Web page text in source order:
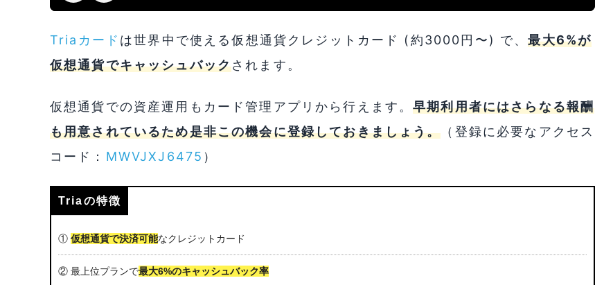
Triaカード は世界中で使える仮想通貨クレジットカード (約3000円〜) で、最大6%が
仮想通貨でキャッシュバックされます。
仮想通貨での資産運用もカード管理アプリから行えます。早期利用者にはさらなる報酬
も用意されているため是非この機会に登録しておきましょう。 （登録に必要なアクセス
コード： MWVJXJ6475 ）
Triaの特徴
① 仮想通貨で決済可能なクレジットカード
② 最上位プランで最大6%のキャッシュバック率